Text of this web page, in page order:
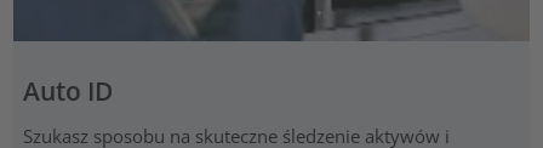
Auto ID
Szukasz sposobu na skuteczne śledzenie aktywów i